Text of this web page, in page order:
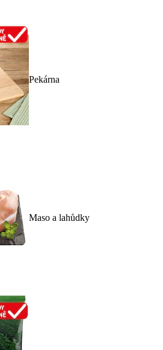
Pekárna
Maso a lahůdky